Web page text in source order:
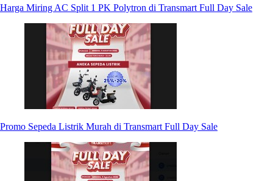
Harga Miring AC Split 1 PK Polytron di Transmart Full Day Sale
Promo Sepeda Listrik Murah di Transmart Full Day Sale